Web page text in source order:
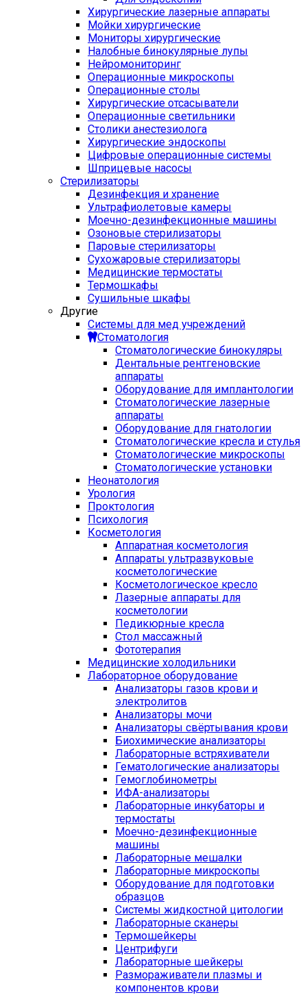
Хирургические лазерные аппараты
Мойки хирургические
Мониторы хирургические
Налобные бинокулярные лупы
Нейромониторинг
Операционные микроскопы
Операционные столы
Хирургические отсасыватели
Операционные светильники
Столики анестезиолога
Хирургические эндоскопы
Цифровые операционные системы
Шприцевые насосы
Стерилизаторы
Дезинфекция и хранение
Ультрафиолетовые камеры
Моечно-дезинфекционные машины
Озоновые стерилизаторы
Паровые стерилизаторы
Сухожаровые стерилизаторы
Медицинские термостаты
Термошкафы
Сушильные шкафы
Другие
Системы для мед учреждений
Стоматология
Стоматологические бинокуляры
Дентальные рентгеновские
аппараты
Оборудование для имплантологии
Стоматологические лазерные
аппараты
Оборудование для гнатологии
Стоматологические кресла и стулья
Стоматологические микроскопы
Стоматологические установки
Неонатология
Урология
Проктология
Психология
Косметология
Аппаратная косметология
Аппараты ультразвуковые
косметологические
Косметологическое кресло
Лазерные аппараты для
косметологии
Педикюрные кресла
Стол массажный
Фототерапия
Медицинские холодильники
Лабораторное оборудование
Анализаторы газов крови и
электролитов
Анализаторы мочи
Анализаторы свёртывания крови
Биохимические анализаторы
Лабораторные встряхиватели
Гематологические анализаторы
Гемоглобинометры
ИФА-анализаторы
Лабораторные инкубаторы и
термостаты
Моечно-дезинфекционные
машины
Лабораторные мешалки
Лабораторные микроскопы
Оборудование для подготовки
образцов
Системы жидкостной цитологии
Лабораторные сканеры
Термошейкеры
Центрифуги
Лабораторные шейкеры
Размораживатели плазмы и
компонентов крови